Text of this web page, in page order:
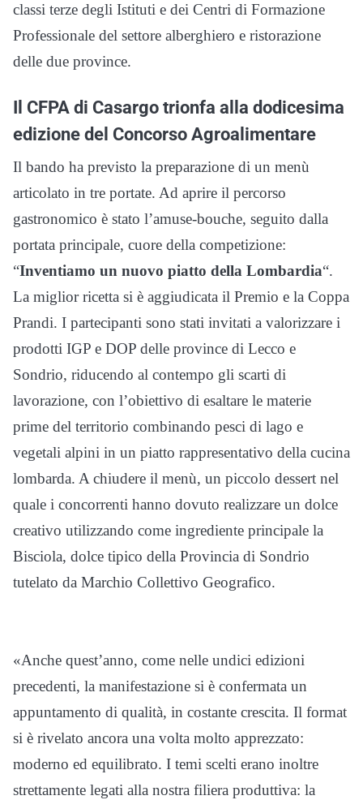
classi terze degli Istituti e dei Centri di Formazione
Professionale del settore alberghiero e ristorazione
delle due province.
Il CFPA di Casargo trionfa alla dodicesima
edizione del Concorso Agroalimentare
Il bando ha previsto la preparazione di un menù
articolato in tre portate. Ad aprire il percorso
gastronomico è stato l’amuse-bouche, seguito dalla
portata principale, cuore della competizione:
“Inventiamo un nuovo piatto della Lombardia“.
La miglior ricetta si è aggiudicata il Premio e la Coppa
Prandi. I partecipanti sono stati invitati a valorizzare i
prodotti IGP e DOP delle province di Lecco e
Sondrio, riducendo al contempo gli scarti di
lavorazione, con l’obiettivo di esaltare le materie
prime del territorio combinando pesci di lago e
vegetali alpini in un piatto rappresentativo della cucina
lombarda. A chiudere il menù, un piccolo dessert nel
quale i concorrenti hanno dovuto realizzare un dolce
creativo utilizzando come ingrediente principale la
Bisciola, dolce tipico della Provincia di Sondrio
tutelato da Marchio Collettivo Geografico.
«Anche quest’anno, come nelle undici edizioni
precedenti, la manifestazione si è confermata un
appuntamento di qualità, in costante crescita. Il format
si è rivelato ancora una volta molto apprezzato:
moderno ed equilibrato. I temi scelti erano inoltre
strettamente legati alla nostra filiera produttiva: la